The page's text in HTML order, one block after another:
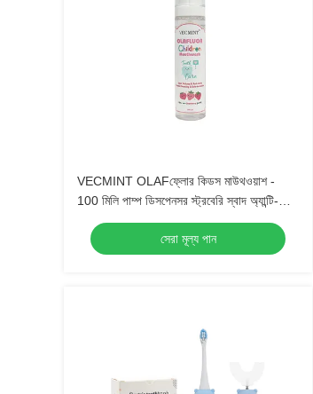
VECMINT OLAFফ্লোর কিডস মাউথওয়াশ -
100 মিলি পাম্প ডিসপেনসর স্ট্রবেরি স্বাদ অ্যান্টি-
ক্যাভিটি চিনি ডিফেন্স গলতে নিরাপদ মৌখিক যত্ন(
সেরা মূল্য পান